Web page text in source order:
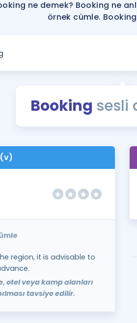
ne demek? Booking ne
örnek cümle. Booking
Booking sesli
region, it is advisable to
otel veya kamp alanları
tavsiye edilir.